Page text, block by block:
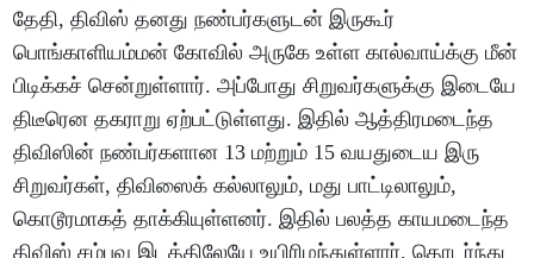
தேதி, திவிஸ் தனது நண்பர்களுடன் இருகூர்
பொங்காளியம்மன் கோவில் அருகே உள்ள கால்வாய்க்கு மீன்
பிடிக்கச் சென்றுள்ளார். அப்போது சிறுவர்களுக்கு இடையே
திடீரென தகராறு ஏற்பட்டுள்ளது. இதில் ஆத்திரமடைந்த
திவிஸின் நண்பர்களான 13 மற்றும் 15 வயதுடைய இரு
சிறுவர்கள், திவிஸைக் கல்லாலும், மது பாட்டிலாலும்,
கொடூரமாகத் தாக்கியுள்ளனர். இதில் பலத்த காயமடைந்த
திவிஸ் சம்பவ இடத்திலேயே உயிரிழந்துள்ளார். தொடர்ந்து